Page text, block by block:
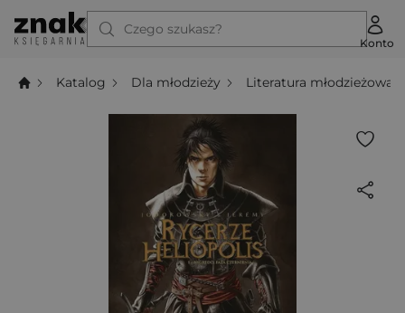
Czego szukasz?
Konto
Katalog Dla młodzieży Literatura młodzieżowa